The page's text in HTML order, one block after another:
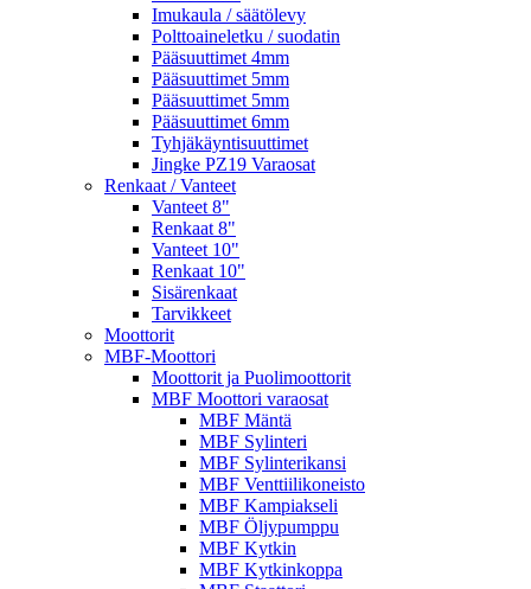
Imukaula / säätölevy
Polttoaineletku / suodatin
Pääsuuttimet 4mm
Pääsuuttimet 5mm
Pääsuuttimet 5mm
Pääsuuttimet 6mm
Tyhjäkäyntisuuttimet
Jingke PZ19 Varaosat
Renkaat / Vanteet
Vanteet 8"
Renkaat 8"
Vanteet 10"
Renkaat 10"
Sisärenkaat
Tarvikkeet
Moottorit
MBF-Moottori
Moottorit ja Puolimoottorit
MBF Moottori varaosat
MBF Mäntä
MBF Sylinteri
MBF Sylinterikansi
MBF Venttiilikoneisto
MBF Kampiakseli
MBF Öljypumppu
MBF Kytkin
MBF Kytkinkoppa